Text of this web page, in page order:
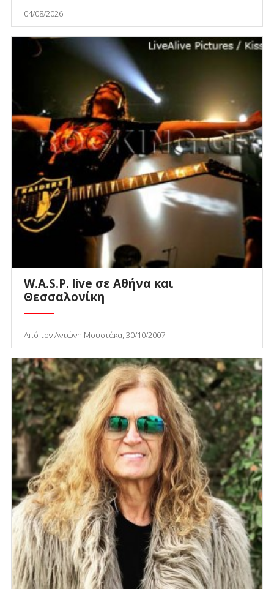
04/08/2026
W.A.S.P. live σε Αθήνα και
Θεσσαλονίκη
Από τον Αντώνη Μουστάκα, 30/10/2007